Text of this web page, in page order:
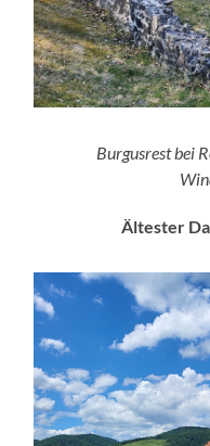
Burgusrest bei
Ältester